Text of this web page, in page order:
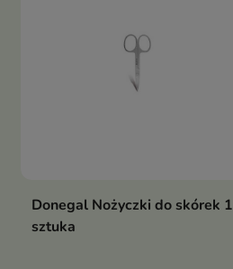
Dodaj do koszyka
Donegal Nożyczki do skórek 1
sztuka